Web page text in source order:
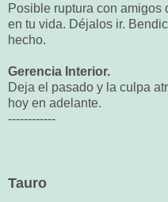
Posible ruptura con
en tu vida. Déjalos ir.
hecho.
Gerencia Interior.
Deja el pasado y la culpa
hoy en adelante.
------------
Tauro